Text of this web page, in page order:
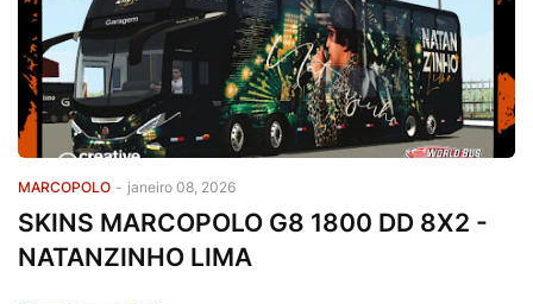
MARCOPOLO - janeiro 08, 2026
SKINS MARCOPOLO G8 1800 DD 8X2 -
NATANZINHO LIMA